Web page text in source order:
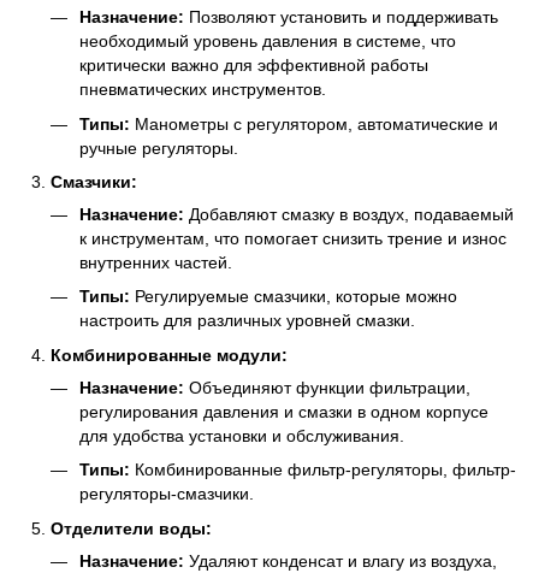
Назначение: Позволяют установить и поддерживать
необходимый уровень давления в системе, что
критически важно для эффективной работы
пневматических инструментов.
Типы: Манометры с регулятором, автоматические и
ручные регуляторы.
Смазчики:
Назначение: Добавляют смазку в воздух, подаваемый
к инструментам, что помогает снизить трение и износ
внутренних частей.
Типы: Регулируемые смазчики, которые можно
настроить для различных уровней смазки.
Комбинированные модули:
Назначение: Объединяют функции фильтрации,
регулирования давления и смазки в одном корпусе
для удобства установки и обслуживания.
Типы: Комбинированные фильтр-регуляторы, фильтр-
регуляторы-смазчики.
Отделители воды:
Назначение: Удаляют конденсат и влагу из воздуха,